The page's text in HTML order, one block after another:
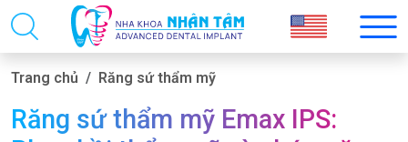
Trang chủ Răng sứ thẩm mỹ
Răng sứ thẩm mỹ Emax IPS: